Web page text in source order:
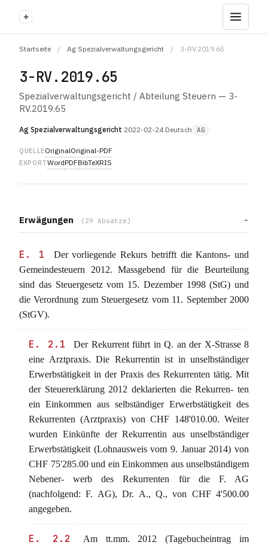
+
Startseite / Ag Spezialverwaltungsgericht / 3-RV.2019.65
3-RV.2019.65
Spezialverwaltungsgericht / Abteilung Steuern — 3-
RV.2019.65
Ag Spezialverwaltungsgericht·2022-02-24·Deutsch AG
QUELLEOriginalOriginal-PDF
EXPORTWordPDFBibTeXRIS
Erwägungen (29 Absätze)
E. 1
Der vorliegende Rekurs betrifft die Kantons- und
Gemeindesteuern 2012. Massgebend für die Beurteilung
sind das Steuergesetz vom 15. Dezember 1998 (StG) und
die Verordnung zum Steuergesetz vom 11. September 2000
(StGV).
E. 2.1
Der Rekurrent führt in Q. an der X-Strasse 8
eine Arztpraxis. Die Rekurrentin ist in unselbständiger
Erwerbstätigkeit in der Praxis des Rekurrenten tätig. Mit
der Steuererklärung 2012 deklarierten die Rekurren- ten
ein Einkommen aus selbständiger Erwerbstätigkeit des
Rekurrenten (Arztpraxis) von CHF 148'010.00. Weiter
wurden Einkünfte der Rekurrentin aus unselbständiger
Erwerbstätigkeit (Lohnausweis vom 9. Januar 2014) von
CHF 75'285.00 und ein Einkommen aus unselbständigem
Nebener- werb des Rekurrenten für die F. AG
(nachfolgend: F. AG), Dr. A., Q., von CHF 4'500.00
angegeben.
E. 2.2
Am tt.mm. 2012 (Tagebucheintrag im